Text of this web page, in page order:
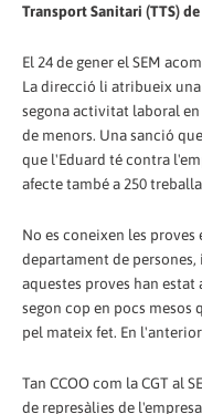
Transport Sanitari (TTS)
El 24 de gener el SEM
La direcció li atribueix
segona activitat laboral
de menors. Una sanció
que l'Eduard té contra
afecte també a 250
No es coneixen les
departament de
aquestes proves han estat
segon cop en pocs mesos
pel mateix fet. En
Tan CCOO com la CGT al
de represàlies de